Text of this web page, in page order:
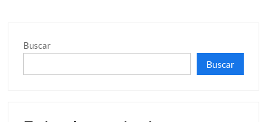
Buscar
Buscar